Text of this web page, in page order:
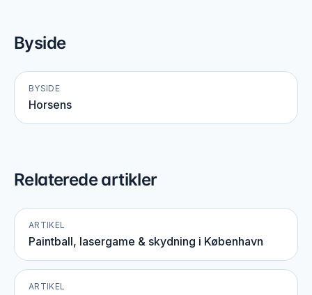
Byside
BYSIDE
Horsens
Relaterede artikler
ARTIKEL
Paintball, lasergame & skydning i København
ARTIKEL